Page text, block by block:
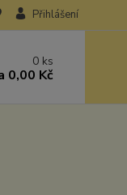
Přihlášení
0 ks
0,00 Kč